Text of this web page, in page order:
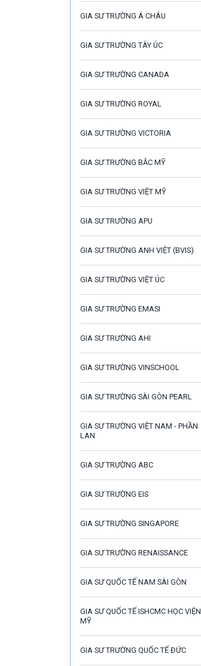
GIA SƯ TRƯỜNG Á CHÂU
GIA SƯ TRƯỜNG TÂY ÚC
GIA SƯ TRƯỜNG CANADA
GIA SƯ TRƯỜNG ROYAL
GIA SƯ TRƯỜNG VICTORIA
GIA SƯ TRƯỜNG BẮC MỸ
GIA SƯ TRƯỜNG VIỆT MỸ
GIA SƯ TRƯỜNG APU
GIA SƯ TRƯỜNG ANH VIỆT (BVIS)
GIA SƯ TRƯỜNG VIỆT ÚC
GIA SƯ TRƯỜNG EMASI
GIA SƯ TRƯỜNG AHI
GIA SƯ TRƯỜNG VINSCHOOL
GIA SƯ TRƯỜNG SÀI GÒN PEARL
GIA SƯ TRƯỜNG VIỆT NAM - PHẦN
LAN
GIA SƯ TRƯỜNG ABC
GIA SƯ TRƯỜNG EIS
GIA SƯ TRƯỜNG SINGAPORE
GIA SƯ TRƯỜNG RENAISSANCE
GIA SƯ QUỐC TẾ NAM SÀI GÒN
GIA SƯ QUỐC TẾ ISHCMC HỌC VIỆN
MỸ
GIA SƯ TRƯỜNG QUỐC TẾ ĐỨC